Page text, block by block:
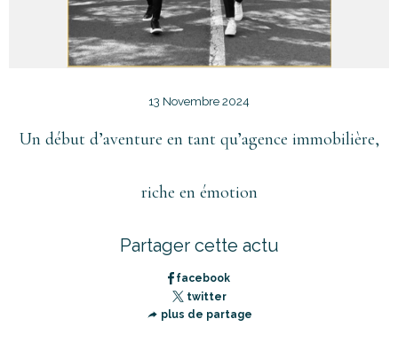
13 Novembre 2024
Un début d’aventure en tant qu’agence immobilière,
riche en émotion
Partager cette actu
facebook
twitter
plus de partage